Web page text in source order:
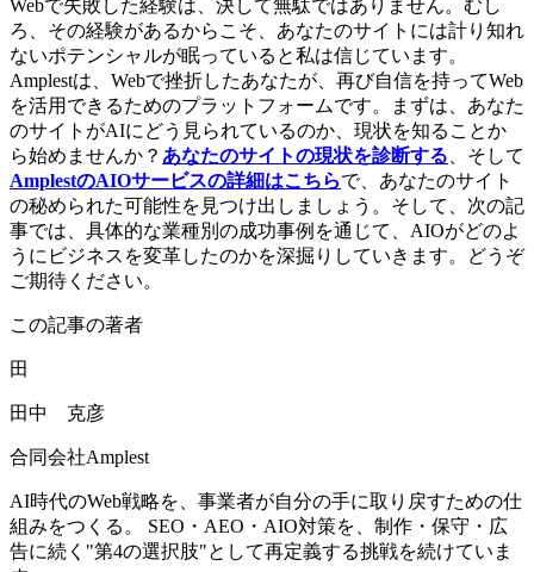
Webで失敗した経験は、決して無駄ではありません。むし
ろ、その経験があるからこそ、あなたのサイトには計り知れ
ないポテンシャルが眠っていると私は信じています。
Amplestは、Webで挫折したあなたが、再び自信を持ってWeb
を活用できるためのプラットフォームです。まずは、あなた
のサイトがAIにどう見られているのか、現状を知ることか
ら始めませんか？ あなたのサイトの現状を診断する 、そして
AmplestのAIOサービスの詳細はこちらで、あなたのサイト
の秘められた可能性を見つけ出しましょう。そして、次の記
事では、具体的な業種別の成功事例を通じて、AIOがどのよ
うにビジネスを変革したのかを深掘りしていきます。どうぞ
ご期待ください。
この記事の著者
田
田中 克彦
合同会社Amplest
AI時代のWeb戦略を、事業者が自分の手に取り戻すための仕
組みをつくる。 SEO・AEO・AIO対策を、制作・保守・広
告に続く"第4の選択肢"として再定義する挑戦を続けていま